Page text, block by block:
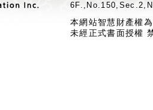
本網站智慧財產權
未經正式書面授權